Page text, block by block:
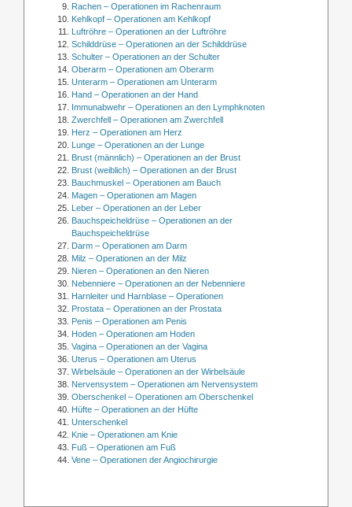
Rachen – Operationen im Rachenraum
Kehlkopf – Operationen am Kehlkopf
Luftröhre – Operationen an der Luftröhre
Schilddrüse – Operationen an der Schilddrüse
Schulter – Operationen an der Schulter
Oberarm – Operationen am Oberarm
Unterarm – Operationen am Unterarm
Hand – Operationen an der Hand
Immunabwehr – Operationen an den Lymphknoten
Zwerchfell – Operationen am Zwerchfell
Herz – Operationen am Herz
Lunge – Operationen an der Lunge
Brust (männlich) – Operationen an der Brust
Brust (weiblich) – Operationen an der Brust
Bauchmuskel – Operationen am Bauch
Magen – Operationen am Magen
Leber – Operationen an der Leber
Bauchspeicheldrüse – Operationen an der
Bauchspeicheldrüse
Darm – Operationen am Darm
Milz – Operationen an der Milz
Nieren – Operationen an den Nieren
Nebenniere – Operationen an der Nebenniere
Harnleiter und Harnblase – Operationen
Prostata – Operationen an der Prostata
Penis – Operationen am Penis
Hoden – Operationen am Hoden
Vagina – Operationen an der Vagina
Uterus – Operationen am Uterus
Wirbelsäule – Operationen an der Wirbelsäule
Nervensystem – Operationen am Nervensystem
Oberschenkel – Operationen am Oberschenkel
Hüfte – Operationen an der Hüfte
Unterschenkel
Knie – Operationen am Knie
Fuß – Operationen am Fuß
Vene – Operationen der Angiochirurgie